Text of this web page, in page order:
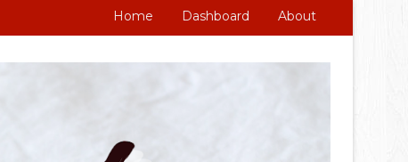
Home Dashboard About